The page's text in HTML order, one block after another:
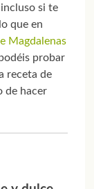
si te
que en
Magdalenas
probar
receta de
de hacer